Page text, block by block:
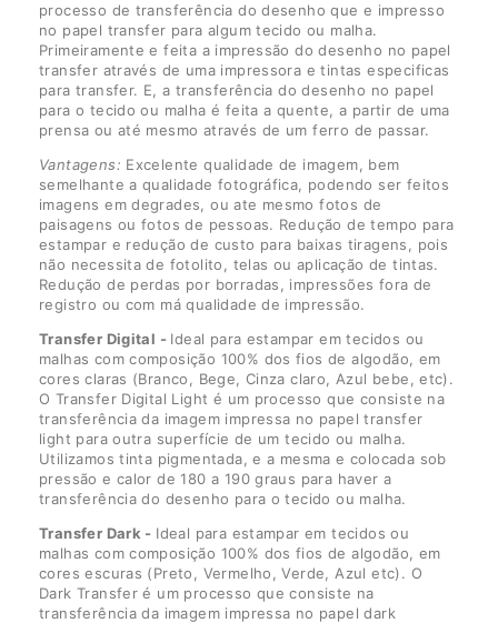
processo de transferência do desenho que e impresso
no papel transfer para algum tecido ou malha.
Primeiramente e feita a impressão do desenho no papel
transfer através de uma impressora e tintas especificas
para transfer. E, a transferência do desenho no papel
para o tecido ou malha é feita a quente, a partir de uma
prensa ou até mesmo através de um ferro de passar.
Vantagens: Excelente qualidade de imagem, bem
semelhante a qualidade fotográfica, podendo ser feitos
imagens em degrades, ou ate mesmo fotos de
paisagens ou fotos de pessoas. Redução de tempo para
estampar e redução de custo para baixas tiragens, pois
não necessita de fotolito, telas ou aplicação de tintas.
Redução de perdas por borradas, impressões fora de
registro ou com má qualidade de impressão.
Transfer Digital - Ideal para estampar em tecidos ou
malhas com composição 100% dos fios de algodão, em
cores claras (Branco, Bege, Cinza claro, Azul bebe, etc).
O Transfer Digital Light é um processo que consiste na
transferência da imagem impressa no papel transfer
light para outra superfície de um tecido ou malha.
Utilizamos tinta pigmentada, e a mesma e colocada sob
pressão e calor de 180 a 190 graus para haver a
transferência do desenho para o tecido ou malha.
Transfer Dark - Ideal para estampar em tecidos ou
malhas com composição 100% dos fios de algodão, em
cores escuras (Preto, Vermelho, Verde, Azul etc). O
Dark Transfer é um processo que consiste na
transferência da imagem impressa no papel dark